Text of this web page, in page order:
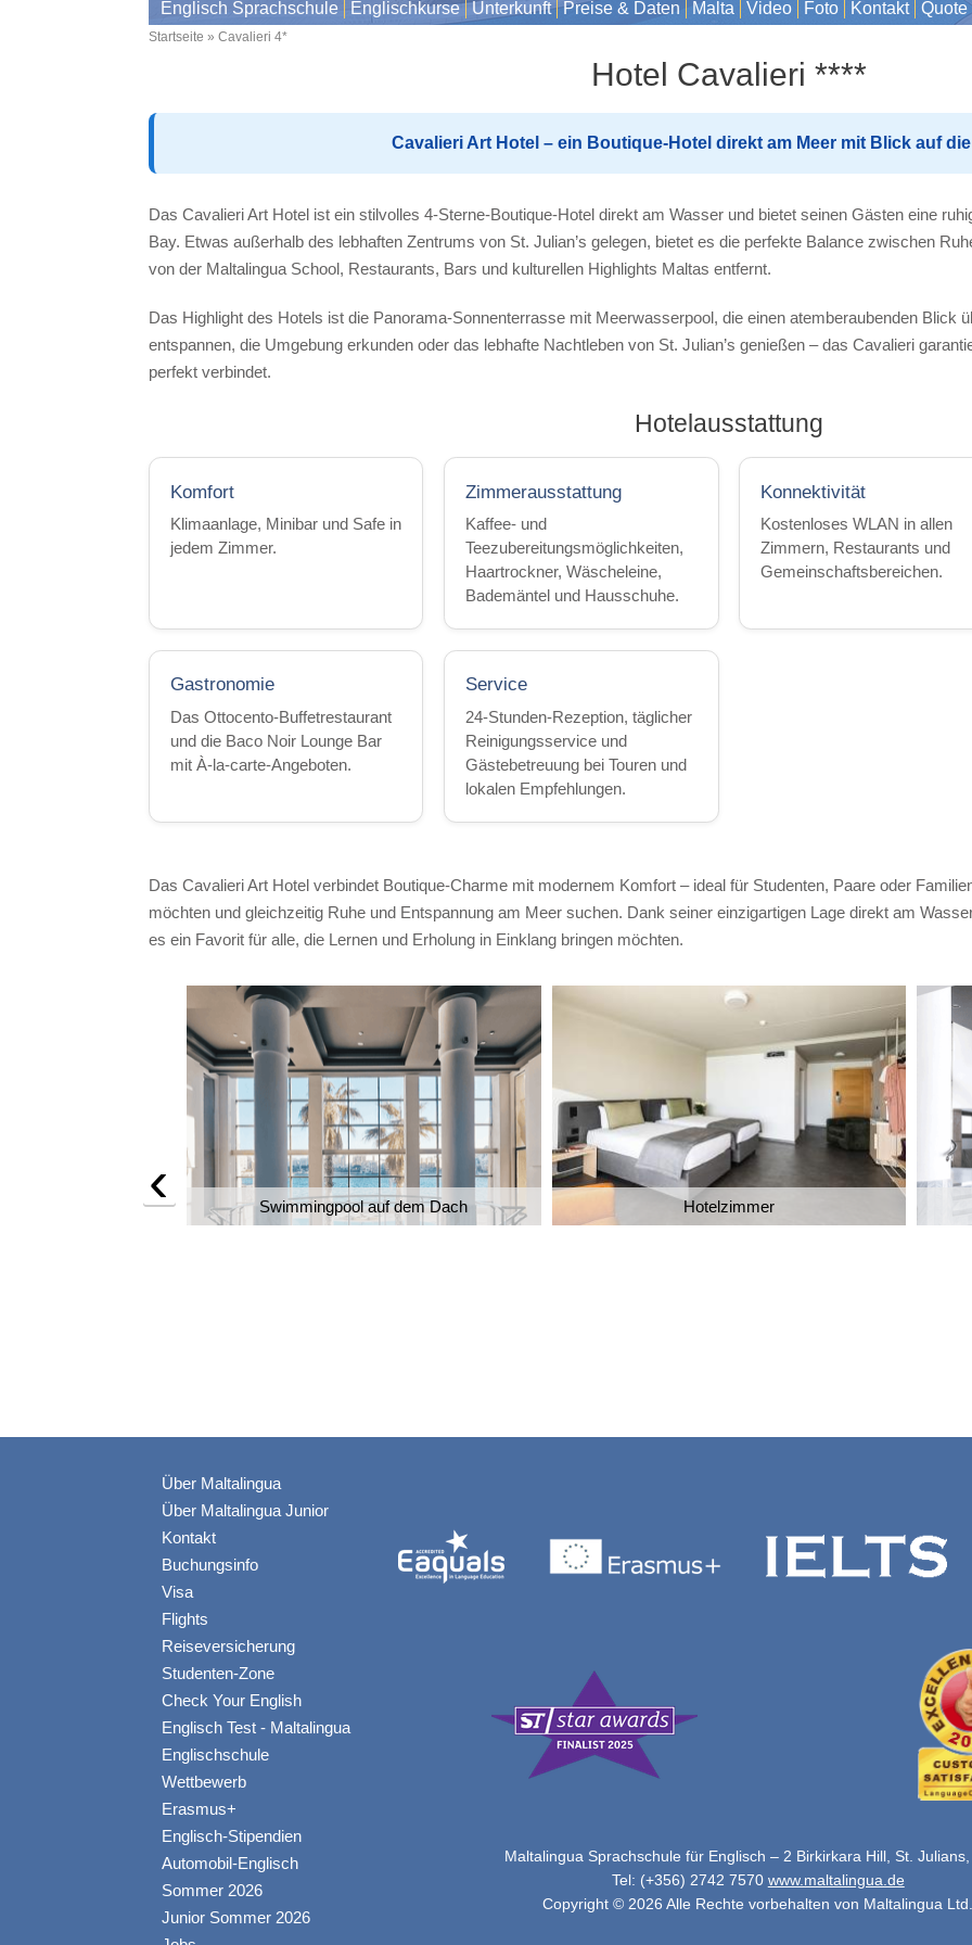
Englisch Sprachschule Englischkurse Unterkunft Preise & Daten Malta Video Foto Kontakt Quote
Startseite Cavalieri 4*
Hotel Cavalieri ****
Cavalieri Art Hotel – ein Boutique-Hotel direkt am Meer mit Blick auf
Das Cavalieri Art Hotel ist ein stilvolles 4-Sterne-Boutique-Hotel direkt am Wasser und bietet seinen Gästen eine
Bay. Etwas außerhalb des lebhaften Zentrums von St. Julian’s gelegen, bietet es die perfekte Balance zwischen
von der Maltalingua School, Restaurants, Bars und kulturellen Highlights Maltas entfernt.
Das Highlight des Hotels ist die Panorama-Sonnenterrasse mit Meerwasserpool, die einen atemberaubenden Blick
entspannen, die Umgebung erkunden oder das lebhafte Nachtleben von St. Julian’s genießen – das Cavalieri
perfekt verbindet.
Hotelausstattung
Komfort
Klimaanlage, Minibar und Safe in
jedem Zimmer.
Zimmerausstattung
Kaffee- und
Teezubereitungsmöglichkeiten,
Haartrockner, Wäscheleine,
Bademäntel und Hausschuhe.
Konnektivität
Kostenloses WLAN in allen
Zimmern, Restaurants und
Gemeinschaftsbereichen.
Gastronomie
Das Ottocento-Buffetrestaurant
und die Baco Noir Lounge Bar
mit À-la-carte-Angeboten.
Service
24-Stunden-Rezeption, täglicher
Reinigungsservice und
Gästebetreuung bei Touren und
lokalen Empfehlungen.
Das Cavalieri Art Hotel verbindet Boutique-Charme mit modernem Komfort – ideal für Studenten, Paare oder
möchten und gleichzeitig Ruhe und Entspannung am Meer suchen. Dank seiner einzigartigen Lage direkt am
es ein Favorit für alle, die Lernen und Erholung in Einklang bringen möchten.
Swimmingpool auf dem Dach Hotelzimmer
‹
Über Maltalingua
Über Maltalingua Junior
Kontakt
Buchungsinfo
Visa
Flights
Reiseversicherung
Studenten-Zone
Check Your English
Englisch Test - Maltalingua
Englischschule
Wettbewerb
Erasmus+
Englisch-Stipendien
Automobil-Englisch
Sommer 2026
Junior Sommer 2026
Maltalingua Sprachschule für Englisch – 2 Birkirkara Hill, St.
Tel: (+356) 2742 7570 www.maltalingua.de
Copyright © 2026 Alle Rechte vorbehalten von Maltalingua Ltd.